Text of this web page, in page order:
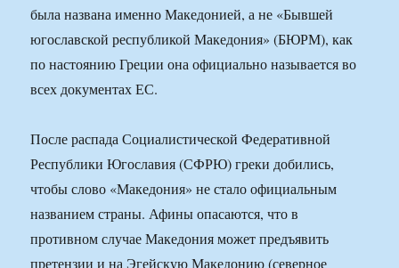
была названа именно Македонией, а не «Бывшей
югославской республикой Македония» (БЮРМ), как
по настоянию Греции она официально называется во
всех документах ЕС.
После распада Социалистической Федеративной
Республики Югославия (СФРЮ) греки добились,
чтобы слово «Македония» не стало официальным
названием страны. Афины опасаются, что в
противном случае Македония может предъявить
претензии и на Эгейскую Македонию (северное